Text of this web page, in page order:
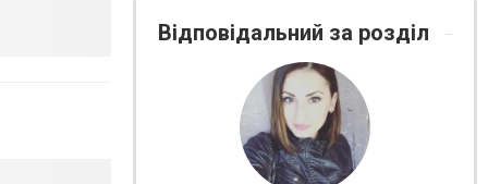
Відповідальний за розділ